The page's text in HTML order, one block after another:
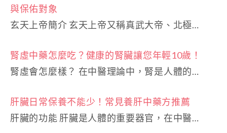
與保佑對象
玄天上帝簡介 玄天上帝又稱真武大帝、北極…
腎虛中藥怎麼吃？健康的腎臟讓您年輕10歲！
腎虛會怎麼樣？ 在中醫理論中，腎是人體的…
肝臟日常保養不能少！常見養肝中藥方推薦
肝臟的功能 肝臟是人體的重要器官，在中醫…